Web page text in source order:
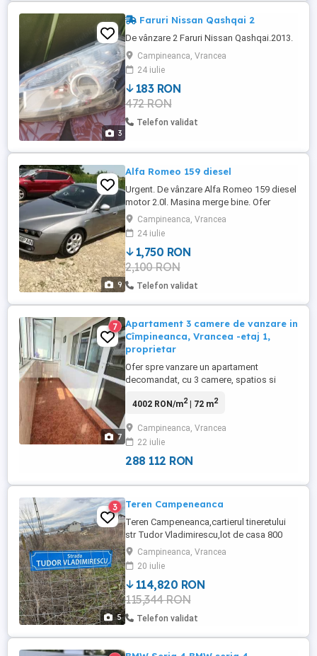
3
Faruri Nissan Qashqai 2
De vânzare 2 Faruri Nissan Qashqai.2013.
Campineanca, Vrancea
24 iulie
183 RON
472 RON
Telefon validat
9
Alfa Romeo 159 diesel
Urgent. De vânzare Alfa Romeo 159 diesel
motor 2.0l. Masina merge bine. Ofer
cauciucuri de iarna. Ofer fiscal pe loc. Acte
valabile.
Campineanca, Vrancea
24 iulie
1,750 RON
2,100 RON
Telefon validat
7
7
Apartament 3 camere de vanzare in
Cîmpineanca, Vrancea -etaj 1,
proprietar
Ofer spre vanzare un apartament
decomandat, cu 3 camere, spatios si
Cîmpineanca. O oportunitate excelenta
Apartamentul se afla la etajul 1, cu
suprafata construita de 85 mp (72 mp
utili) si este format din: 2 dormitoare, ...
4002 RON/m2| 72 m2
Campineanca, Vrancea
22 iulie
288 112 RON
5
3 Teren Campeneanca
Teren Campeneanca,cartierul tineretului
str Tudor Vladimirescu,lot de casa 800
mp,deschidere la strada 23 m, utilitari la
100 MT de lot! Momentan nu este curatat
Dar la vanzare se preda curatat si
imprejmuit! Pret in euro putin negociabil!
Campineanca, Vrancea
20 iulie
114,820 RON
115,344 RON
Telefon validat